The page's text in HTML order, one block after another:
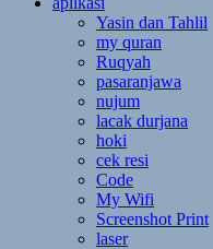
Yasin dan Tahlil
my quran
Ruqyah
pasaranjawa
nujum
lacak durjana
hoki
cek resi
Code
My Wifi
Screenshot Print
laser